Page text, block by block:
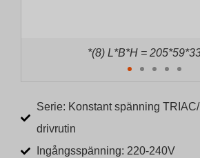
*(9) L*B*H =
Serie: Konstant spänning
drivrutin
Ingångsspänning: 220-240V